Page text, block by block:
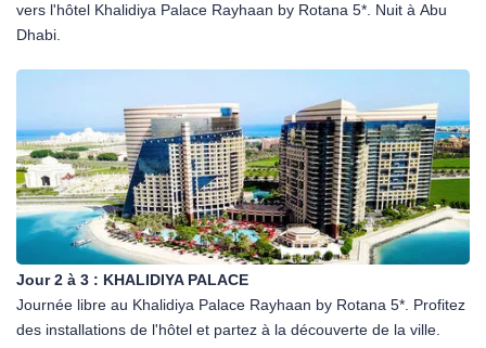
vers l'hôtel Khalidiya Palace Rayhaan by Rotana 5*. Nuit à Abu
Dhabi.
Jour 2 à 3 : KHALIDIYA PALACE
Journée libre au Khalidiya Palace Rayhaan by Rotana 5*. Profitez
des installations de l'hôtel et partez à la découverte de la ville.